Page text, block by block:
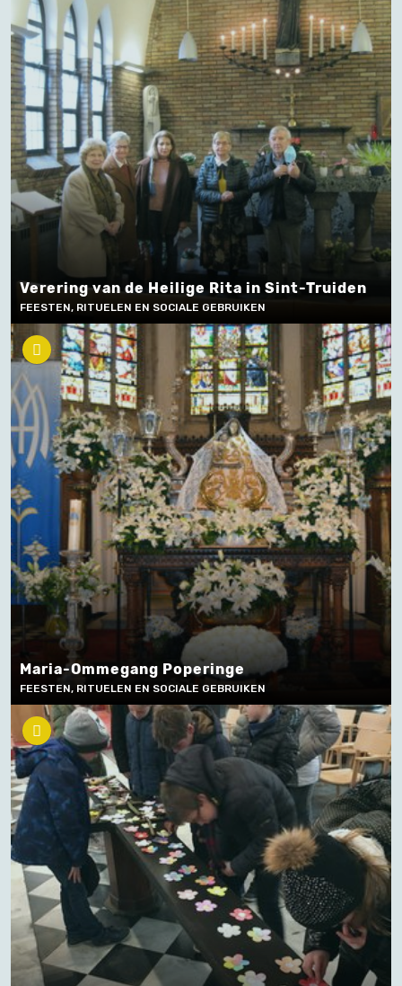
Verering van de Heilige Rita in Sint-Truiden
FEESTEN, RITUELEN EN SOCIALE GEBRUIKEN
Maria-Ommegang Poperinge
FEESTEN, RITUELEN EN SOCIALE GEBRUIKEN